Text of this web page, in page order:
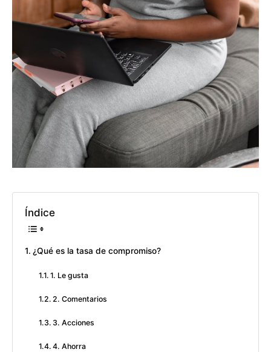
Índice
¿Qué es la tasa de compromiso?
1. Le gusta
2. Comentarios
3. Acciones
4. Ahorra